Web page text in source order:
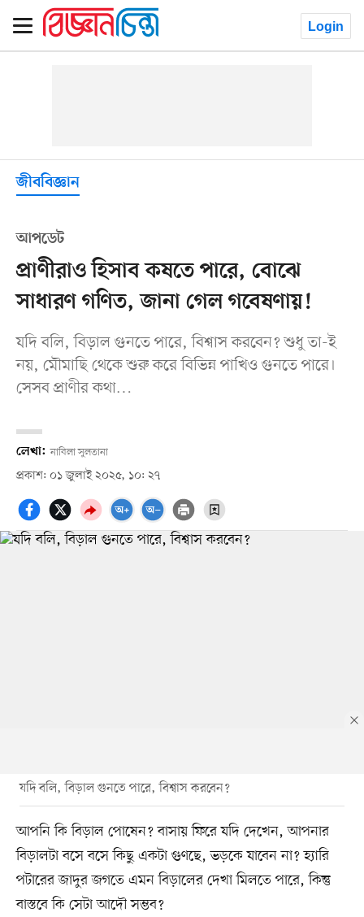
Login
জীববিজ্ঞান
আপডেট
প্রাণীরাও হিসাব কষতে পারে, বোঝে
সাধারণ গণিত, জানা গেল গবেষণায়!
যদি বলি, বিড়াল গুনতে পারে, বিশ্বাস করবেন? শুধু তা-ই
নয়, মৌমাছি থেকে শুরু করে বিভিন্ন পাখিও গুনতে পারে।
সেসব প্রাণীর কথা…
লেখা: নাবিলা সুলতানা
প্রকাশ: ০১ জুলাই ২০২৫, ১০: ২৭
যদি বলি, বিড়াল গুনতে পারে, বিশ্বাস করবেন?
আপনি কি বিড়াল পোষেন? বাসায় ফিরে যদি দেখেন, আপনার
বিড়ালটা বসে বসে কিছু একটা গুণছে, ভড়কে যাবেন না? হ্যারি
পটারের জাদুর জগতে এমন বিড়ালের দেখা মিলতে পারে, কিন্তু
বাস্তবে কি সেটা আদৌ সম্ভব?